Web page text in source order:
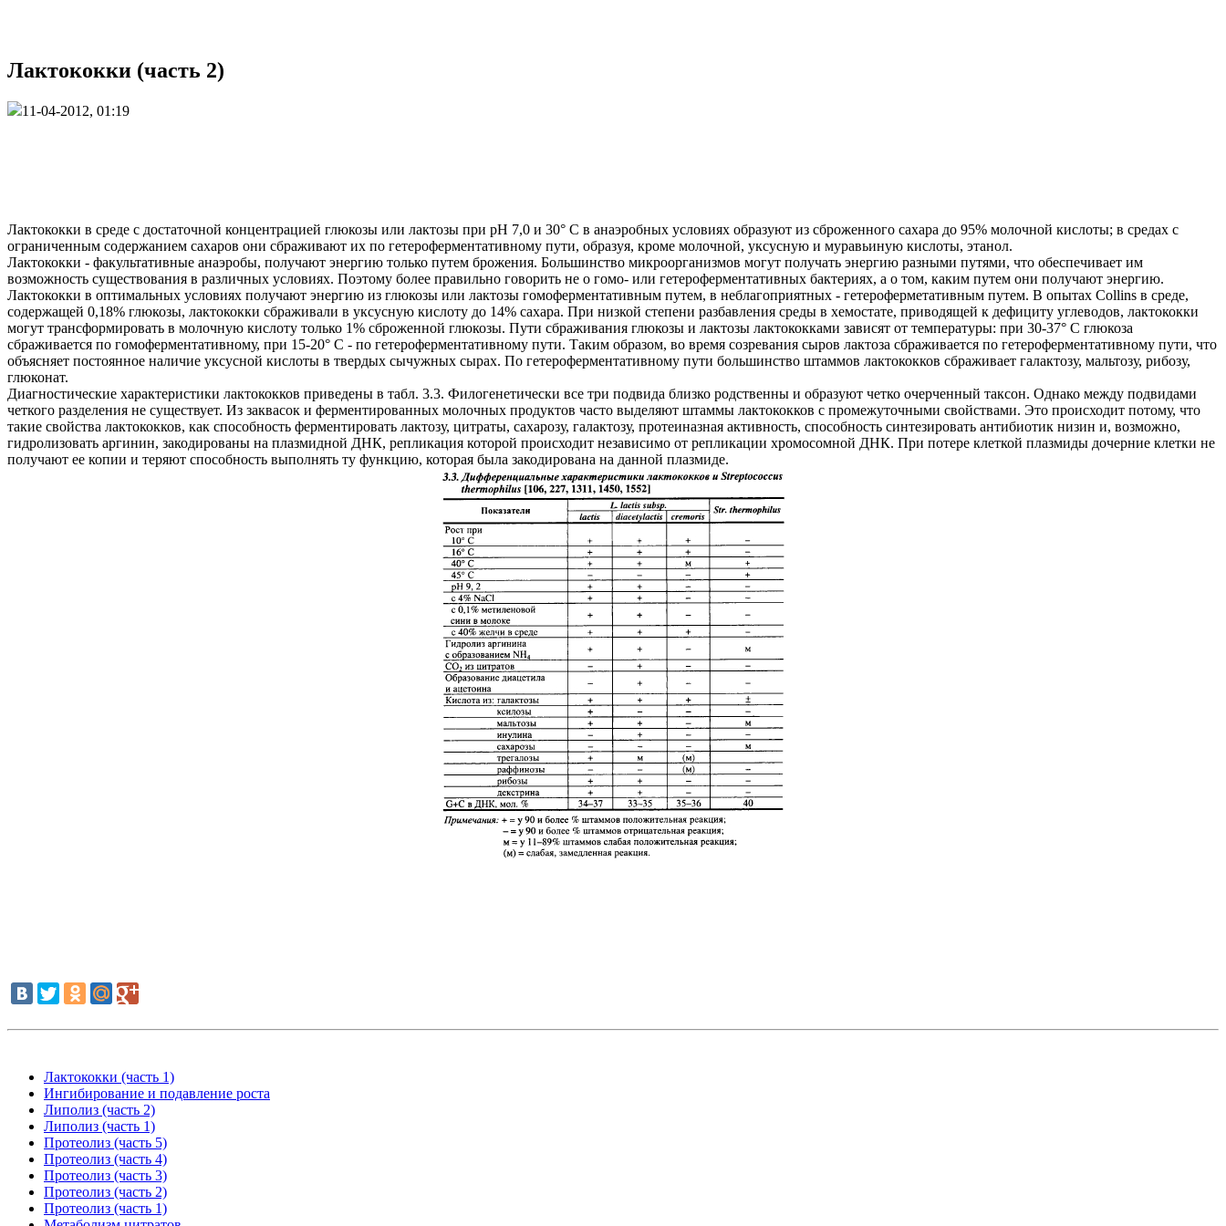
Лактококки (часть 2)
11-04-2012, 01:19
Лактококки в среде с достаточной концентрацией глюкозы или лактозы при pH 7,0 и 30° С в анаэробных условиях образуют из сброженного сахара до 95% молочной кислоты; в средах с
ограниченным содержанием сахаров они сбраживают их по гетероферментативному пути, образуя, кроме молочной, уксусную и муравьиную кислоты, этанол.
Лактококки - факультативные анаэробы, получают энергию только путем брожения. Большинство микроорганизмов могут получать энергию разными путями, что обеспечивает им
возможность существования в различных условиях. Поэтому более правильно говорить не о гомо- или гетероферментативных бактериях, а о том, каким путем они получают энергию.
Лактококки в оптимальных условиях получают энергию из глюкозы или лактозы гомоферментативным путем, в неблагоприятных - гетероферметативным путем. В опытах Collins в среде,
содержащей 0,18% глюкозы, лактококки сбраживали в уксусную кислоту до 14% сахара. При низкой степени разбавления среды в хемостате, приводящей к дефициту углеводов, лактококки
могут трансформировать в молочную кислоту только 1% сброженной глюкозы. Пути сбраживания глюкозы и лактозы лактококками зависят от температуры: при 30-37° С глюкоза
сбраживается по гомоферментативному, при 15-20° С - по гетероферментативному пути. Таким образом, во время созревания сыров лактоза сбраживается по гетероферментативному пути, что
объясняет постоянное наличие уксусной кислоты в твердых сычужных сырах. По гетероферментативному пути большинство штаммов лактококков сбраживает галактозу, мальтозу, рибозу,
глюконат.
Диагностические характеристики лактококков приведены в табл. 3.3. Филогенетически все три подвида близко родственны и образуют четко очерченный таксон. Однако между подвидами
четкого разделения не существует. Из заквасок и ферментированных молочных продуктов часто выделяют штаммы лактококков с промежуточными свойствами. Это происходит потому, что
такие свойства лактококков, как способность ферментировать лактозу, цитраты, сахарозу, галактозу, протеиназная активность, способность синтезировать антибиотик низин и, возможно,
гидролизовать аргинин, закодированы на плазмидной ДНК, репликация которой происходит независимо от репликации хромосомной ДНК. При потере клеткой плазмиды дочерние клетки не
получают ее копии и теряют способность выполнять ту функцию, которая была закодирована на данной плазмиде.
Лактококки (часть 1)
Ингибирование и подавление роста
Липолиз (часть 2)
Липолиз (часть 1)
Протеолиз (часть 5)
Протеолиз (часть 4)
Протеолиз (часть 3)
Протеолиз (часть 2)
Протеолиз (часть 1)